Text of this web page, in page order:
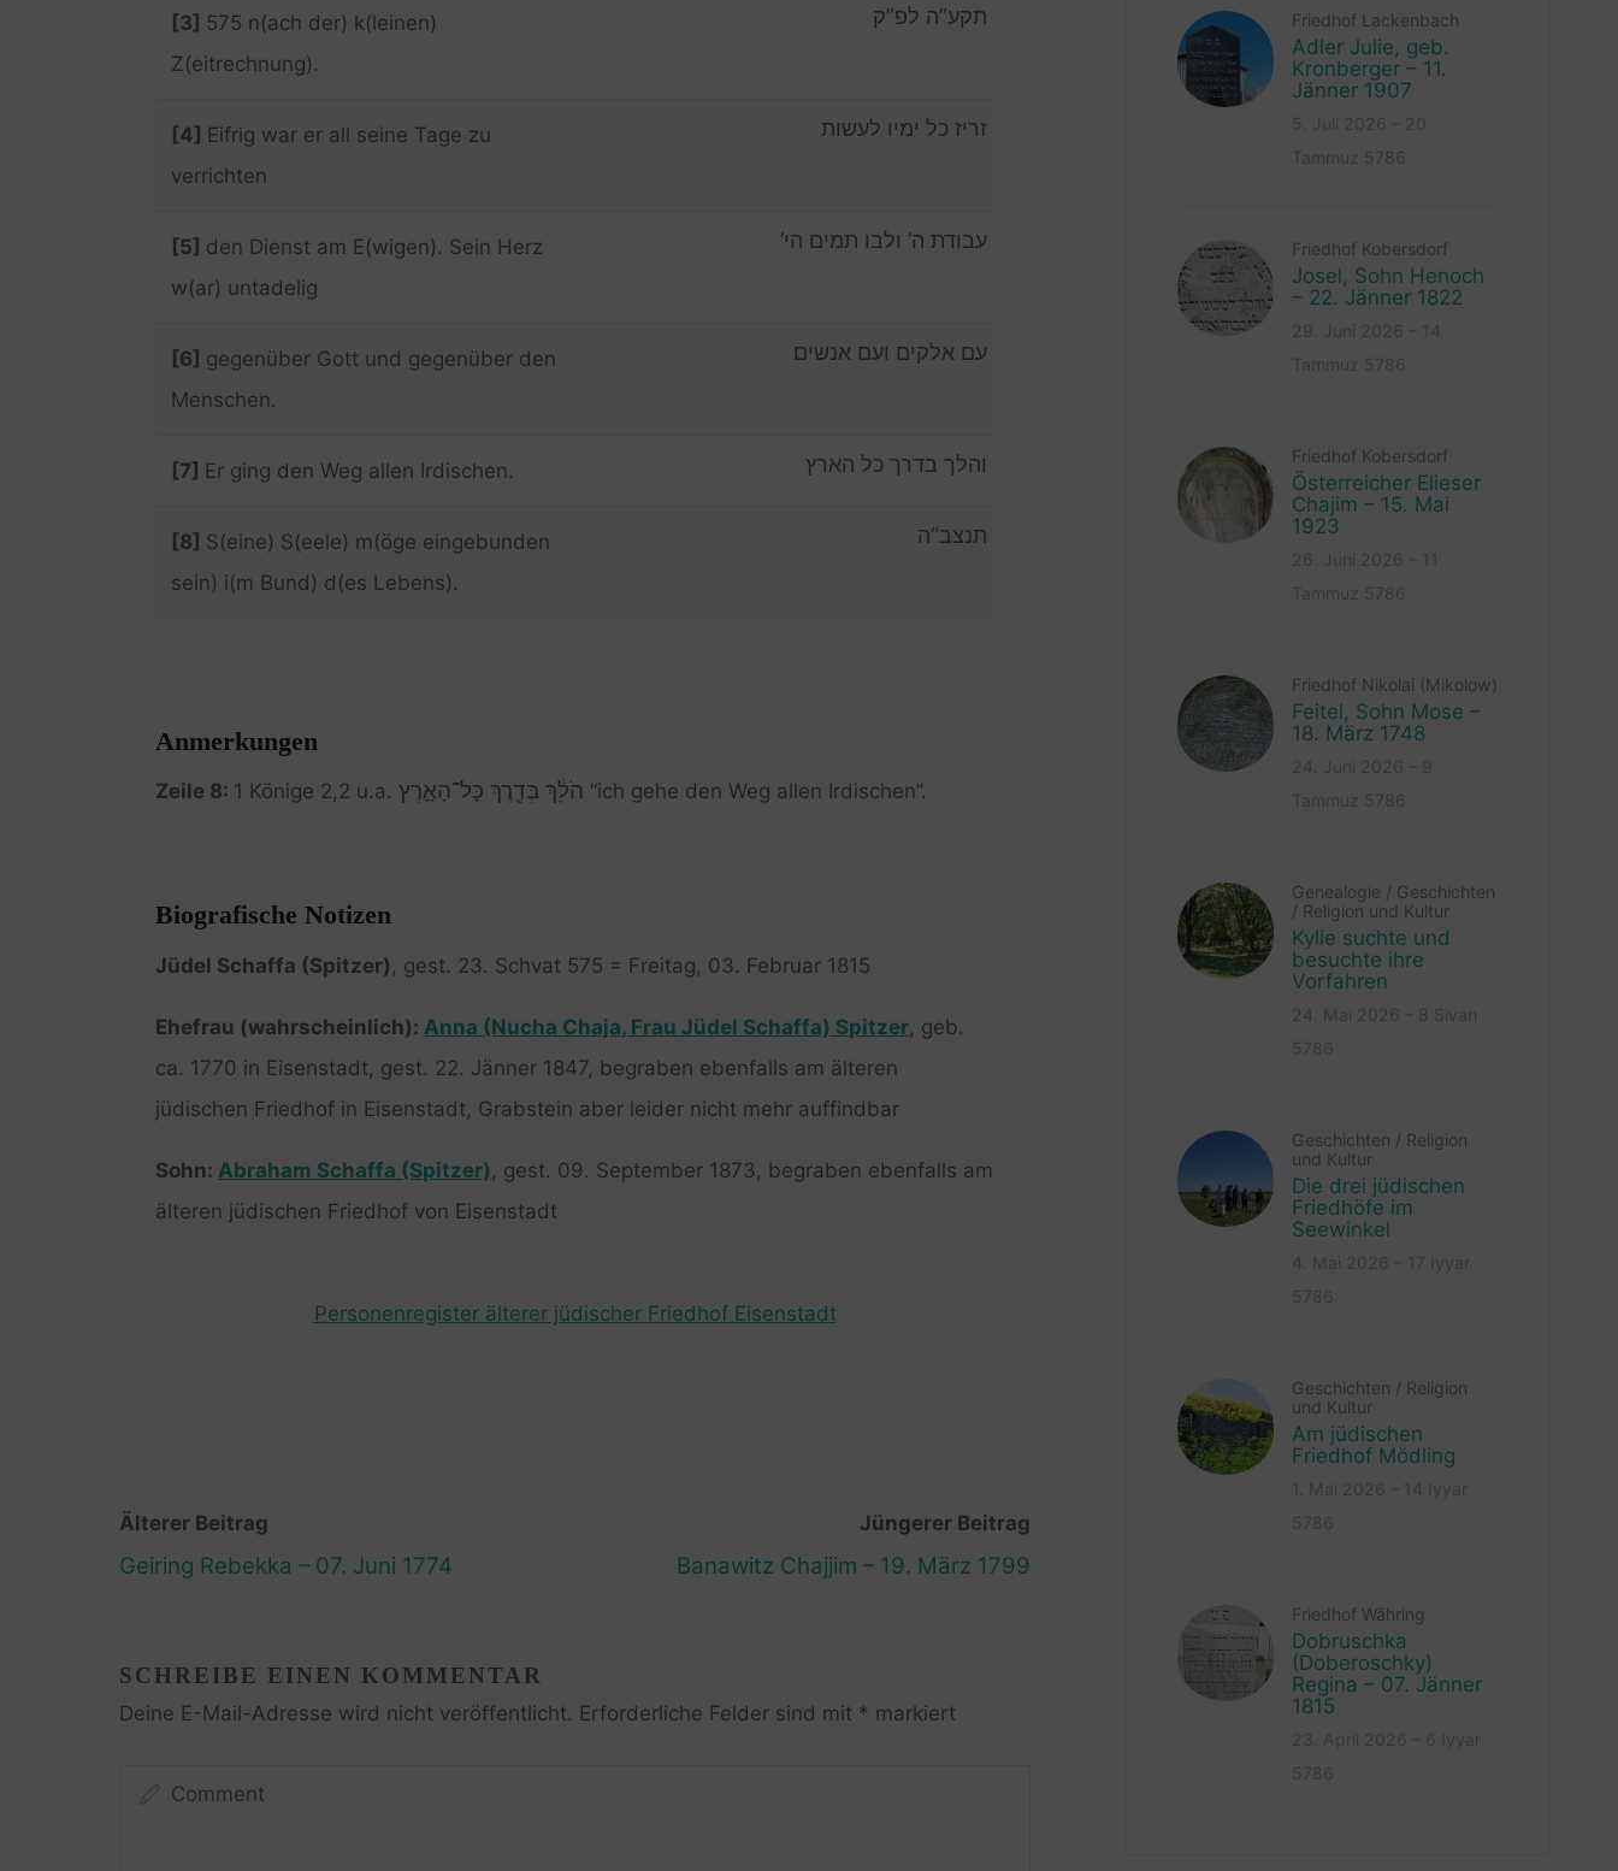
[3] 575 n(ach der) k(leinen)
Z(eitrechnung).
תקע”ה לפ”ק
[4] Eifrig war er all seine Tage zu
verrichten
זריז כל ימיו לעשות
[5] den Dienst am E(wigen). Sein Herz
w(ar) untadelig
עבודת ה’ ולבו תמים הי’
[6] gegenüber Gott und gegenüber den
Menschen.
עם אלקים ועם אנשים
[7] Er ging den Weg allen Irdischen. והלך בדרך כל הארץ
[8] S(eine) S(eele) m(öge eingebunden
sein) i(m Bund) d(es Lebens).
תנצב“ה
Anmerkungen
Zeile 8: 1 Könige 2,2 u.a. הֹלֵ֔ךְ בְּדֶ֖רֶךְ כָּל־הָאָ֑רֶץ “ich gehe den Weg allen Irdischen”.
Biografische Notizen
Jüdel Schaffa (Spitzer) , gest. 23. Schvat 575 = Freitag, 03. Februar 1815
Ehefrau (wahrscheinlich): Anna (Nucha Chaja, Frau Jüdel Schaffa) Spitzer, geb.
ca. 1770 in Eisenstadt, gest. 22. Jänner 1847, begraben ebenfalls am älteren
jüdischen Friedhof in Eisenstadt, Grabstein aber leider nicht mehr auffindbar
Sohn: Abraham Schaffa (Spitzer) , gest. 09. September 1873, begraben ebenfalls am
älteren jüdischen Friedhof von Eisenstadt
Personenregister älterer jüdischer Friedhof Eisenstadt
Älterer Beitrag
Geiring Rebekka – 07. Juni 1774
Jüngerer Beitrag
Banawitz Chajjim – 19. März 1799
SCHREIBE EINEN KOMMENTAR
Deine E-Mail-Adresse wird nicht veröffentlicht. Erforderliche Felder sind mit * markiert
Friedhof Lackenbach
Adler Julie, geb.
Kronberger – 11.
Jänner 1907
Friedhof Kobersdorf
Josel, Sohn Henoch
– 22. Jänner 1822
Friedhof Kobersdorf
Österreicher Elieser
Chajim – 15. Mai
1923
Friedhof Nikolai (Mikolow)
Feitel, Sohn Mose –
18. März 1748
Genealogie / Geschichten
/ Religion und Kultur
Kylie suchte und
besuchte ihre
Vorfahren
Geschichten / Religion
und Kultur
Die drei jüdischen
Friedhöfe im
Seewinkel
Geschichten / Religion
und Kultur
Am jüdischen
Friedhof Mödling
Friedhof Währing
Dobruschka
(Doberoschky)
Regina – 07. Jänner
1815